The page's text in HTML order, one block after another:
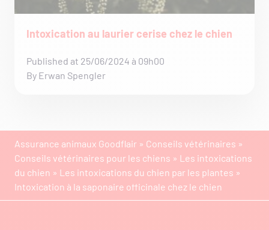
Intoxication au laurier cerise chez le chien
Published at 25/06/2024 à 09h00
By Erwan Spengler
Assurance animaux Goodflair » Conseils vétérinaires »
Conseils vétérinaires pour les chiens » Les intoxications
du chien » Les intoxications du chien par les plantes »
Intoxication à la saponaire officinale chez le chien